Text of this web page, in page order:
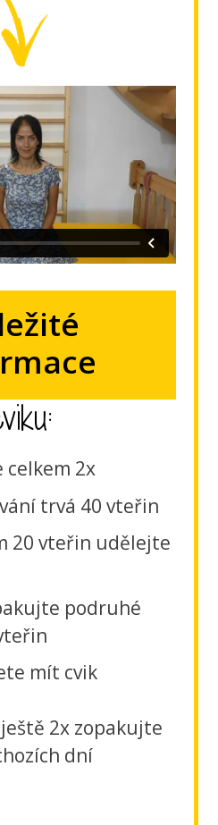
celkem 2x
trvá 40 vteřin
20 vteřin udělejte
podruhé
mít cvik
2x zopakujte
dní